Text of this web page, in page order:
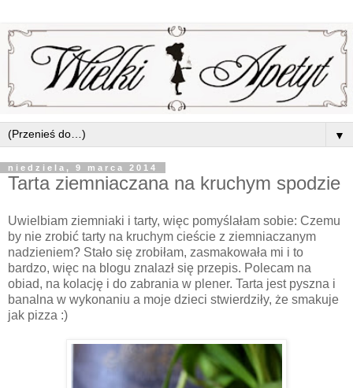
▼
niedziela, 9 marca 2014
Tarta ziemniaczana na kruchym spodzie
Uwielbiam ziemniaki i tarty, więc pomyślałam sobie: Czemu
by nie zrobić tarty na kruchym cieście z ziemniaczanym
nadzieniem? Stało się zrobiłam, zasmakowała mi i to
bardzo, więc na blogu znalazł się przepis. Polecam na
obiad, na kolację i do zabrania w plener. Tarta jest pyszna i
banalna w wykonaniu a moje dzieci stwierdziły, że smakuje
jak pizza :)